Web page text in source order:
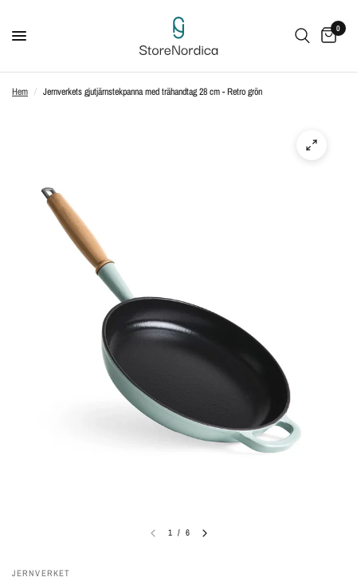
0
Hem / Jernverkets gjutjärnstekpanna med trähandtag 28 cm - Retro grön
1 / 6
JERNVERKET